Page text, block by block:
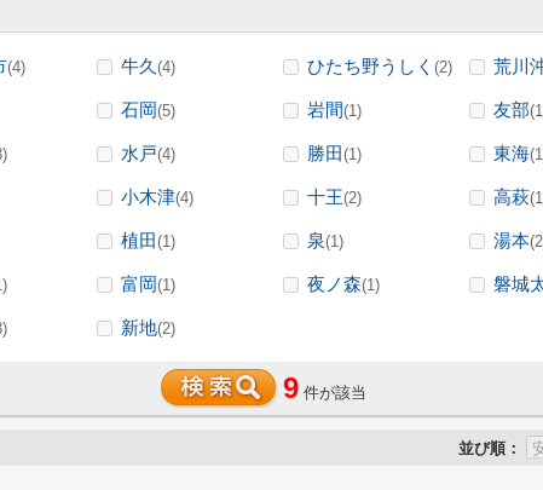
(4) 牛久 (4) ひたち野うしく (2) 荒川
石岡(5) 岩間(1) 友部
水戸(4) 勝田(1) 東海
小木津(4) 十王(2) 高萩
植田(1) 泉(1) 湯本
富岡(1) 夜ノ森(1) 磐城
新地(2)
9 件が該当
並び順：